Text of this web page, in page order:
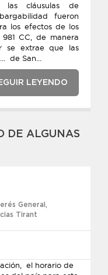
las cláusulas de
fueron
los efectos de los
CC, de manera
extrae que las
de San...
LEYENDO
DE ALGUNAS
General ,
Tirant
el horario de